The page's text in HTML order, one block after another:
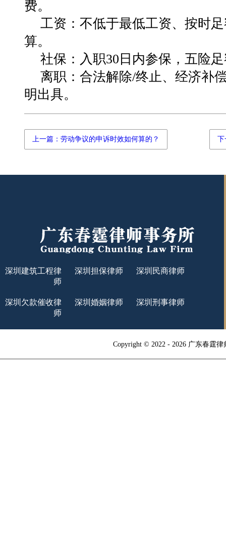
费。
工资：不低于最低工资、按时
算。
社保：入职30日内参保，五险
离职：合法解除/终止、经济补
明出具。
上一篇：劳动争议的申诉时效如何算的？ 下
深圳建筑工程律
师
深圳担保律师 深圳民商律师
深圳欠款催收律
师
深圳婚姻律师 深圳刑事律师
Copyright © 2022 - 2026 广东春霆